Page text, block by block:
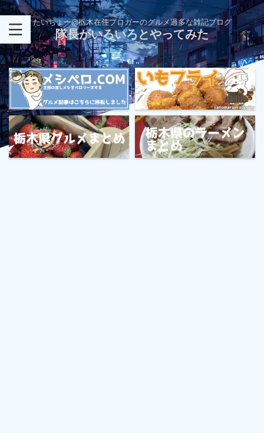
たいちょー@栃木在住ブロガーのグルメ過多な雑記ブログ
隊長がいろいろとやってみた